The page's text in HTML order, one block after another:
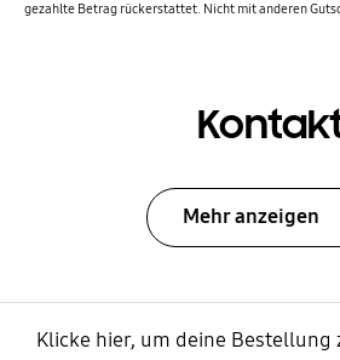
gezahlte Betrag rückerstattet. Nicht mit anderen
Mehr anzeigen
Klicke hier, um deine